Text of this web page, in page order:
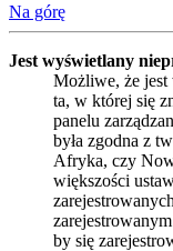
Na górę
Jest wyświetlany
Możliwe, że jest
ta, w której się
panelu
była zgodna z
Afryka, czy
większości
by się